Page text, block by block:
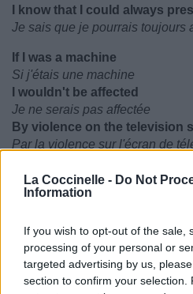
La Coccinelle - Do Not
Information
If you wish to opt-out of the sale,
processing of your personal or
targeted advertising by us,
section to confirm your selection.
I know that I could always
Je sais que je pourrais toujours
If I was a machine
Si j'étais une machine
I wouldn't be affected
Je ne serais pas affectée
By violence on the television
Par la violence sur l'écran de
Wouldn't have a heart
Je n'aurais pas de coeur
Donc tu ne pourrais pas le briser
No such thing as time
Le temps n'existerait pas
So you couldn't waste it